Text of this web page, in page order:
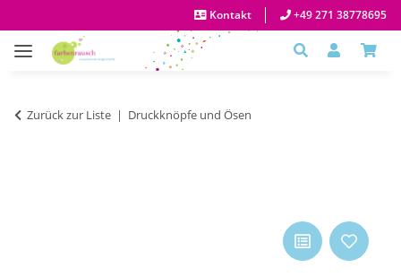
Kontakt +49 271 38778695
Zurück zur Liste Druckknöpfe und Ösen